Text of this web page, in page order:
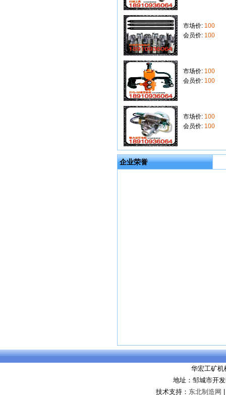
市场价: 100
会员价: 100
市场价: 100
会员价: 100
市场价: 100
会员价: 100
企业荣誉
华宏工矿机
地址：邹城市开
技术支持： 东北制造网